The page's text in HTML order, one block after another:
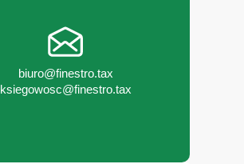
biuro@finestro.tax
ksiegowosc@finestro.tax